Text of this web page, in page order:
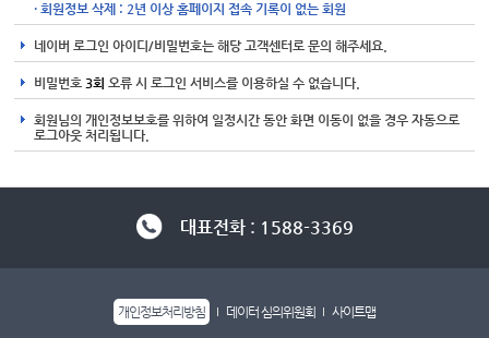
· 회원정보 삭제 : 2년 이상 홈페이지 접속 기록이 없는 회원
네이버 로그인 아이디/비밀번호는 해당 고객센터로 문의 해주세요.
비밀번호 3회 오류 시 로그인 서비스를 이용하실 수 없습니다.
회원님의 개인정보보호를 위하여 일정시간 동안 화면 이동이 없을 경우 자동으로
로그아웃 처리됩니다.
대표전화 : 1588-3369
개인정보처리방침 데이터 심의위원회 사이트맵